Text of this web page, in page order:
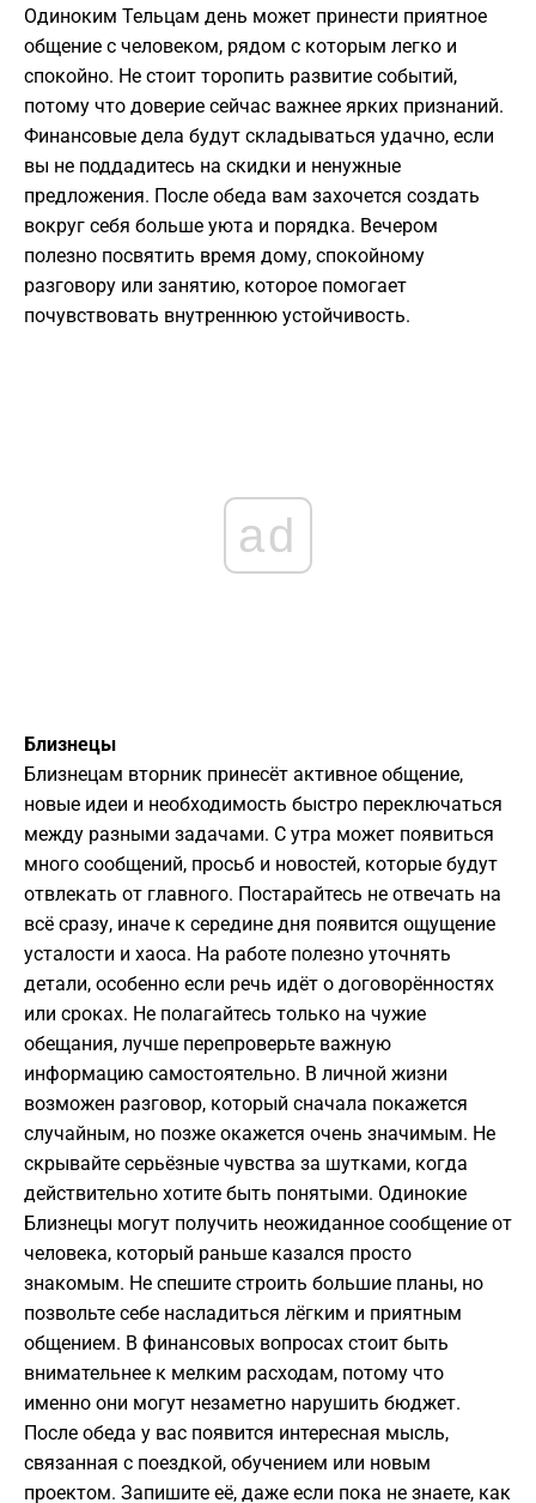
Одиноким Тельцам день может принести приятное
общение с человеком, рядом с которым легко и
спокойно. Не стоит торопить развитие событий,
потому что доверие сейчас важнее ярких признаний.
Финансовые дела будут складываться удачно, если
вы не поддадитесь на скидки и ненужные
предложения. После обеда вам захочется создать
вокруг себя больше уюта и порядка. Вечером
полезно посвятить время дому, спокойному
разговору или занятию, которое помогает
почувствовать внутреннюю устойчивость.
ad
Близнецы
Близнецам вторник принесёт активное общение,
новые идеи и необходимость быстро переключаться
между разными задачами. С утра может появиться
много сообщений, просьб и новостей, которые будут
отвлекать от главного. Постарайтесь не отвечать на
всё сразу, иначе к середине дня появится ощущение
усталости и хаоса. На работе полезно уточнять
детали, особенно если речь идёт о договорённостях
или сроках. Не полагайтесь только на чужие
обещания, лучше перепроверьте важную
информацию самостоятельно. В личной жизни
возможен разговор, который сначала покажется
случайным, но позже окажется очень значимым. Не
скрывайте серьёзные чувства за шутками, когда
действительно хотите быть понятыми. Одинокие
Близнецы могут получить неожиданное сообщение от
человека, который раньше казался просто
знакомым. Не спешите строить большие планы, но
позвольте себе насладиться лёгким и приятным
общением. В финансовых вопросах стоит быть
внимательнее к мелким расходам, потому что
именно они могут незаметно нарушить бюджет.
После обеда у вас появится интересная мысль,
связанная с поездкой, обучением или новым
проектом. Запишите её, даже если пока не знаете, как